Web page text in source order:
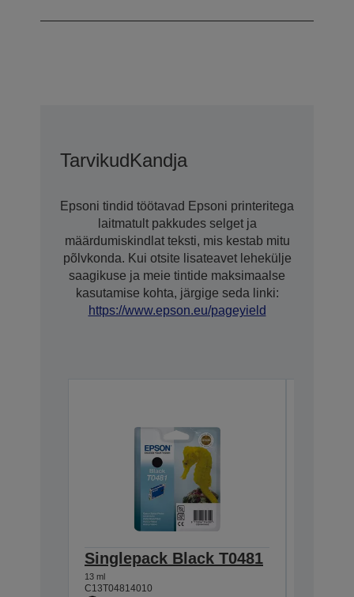
TarvikudKandja
Epsoni tindid töötavad Epsoni printeritega
laitmatult pakkudes selget ja
määrdumiskindlat teksti, mis kestab mitu
põlvkonda. Kui otsite lisateavet lehekülje
saagikuse ja meie tintide maksimaalse
kasutamise kohta, järgige seda linki:
https://www.epson.eu/pageyield
Singlepack Black T0481
13 ml
C13T04814010